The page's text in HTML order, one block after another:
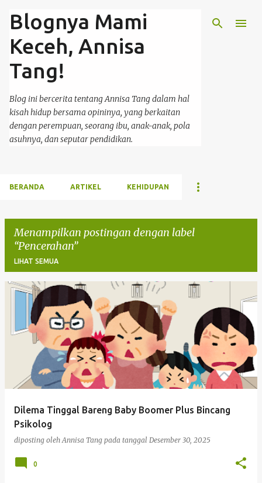
Langsung ke konten utama
Blognya Mami
Keceh, Annisa
Tang!
Blog ini bercerita tentang Annisa Tang dalam hal
kisah hidup bersama opininya, yang berkaitan
dengan perempuan, seorang ibu, anak-anak, pola
asuhnya, dan seputar pendidikan.
BERANDA ARTIKEL KEHIDUPAN
Menampilkan postingan dengan label
Pencerahan
LIHAT SEMUA
Dilema Tinggal Bareng Baby Boomer Plus Bincang
Psikolog
diposting olehAnnisa Tang pada tanggal Desember 30, 2025
0